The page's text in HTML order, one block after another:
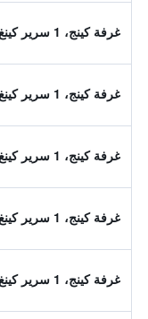
غرفة كينج، 1 سرير كينغ
غرفة كينج، 1 سرير كينغ
غرفة كينج، 1 سرير كينغ
غرفة كينج، 1 سرير كينغ
غرفة كينج، 1 سرير كينغ